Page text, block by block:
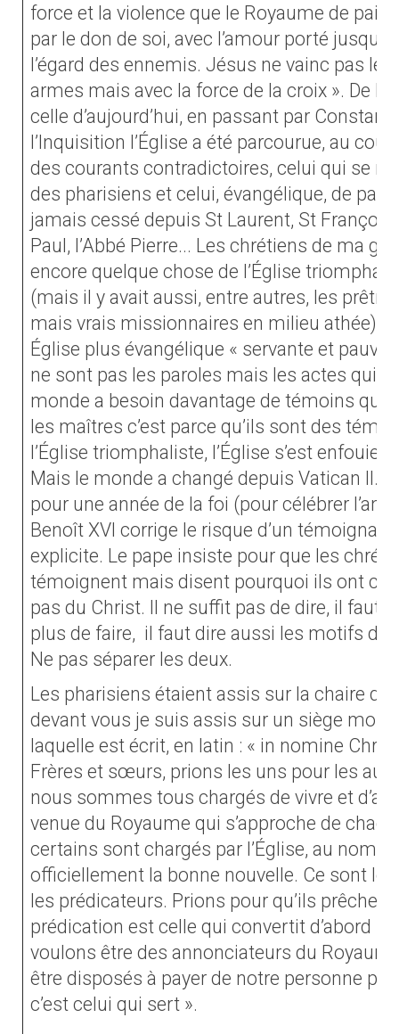
force et la violence que le Royaume de paix
par le don de soi, avec l’amour porté
l’égard des ennemis. Jésus ne vainc pas le
armes mais avec la force de la croix ». De
celle d’aujourd’hui, en passant par
l’Inquisition l’Église a été parcourue, au
des courants contradictoires, celui qui se
des pharisiens et celui, évangélique, de
jamais cessé depuis St Laurent, St François
Paul, l’Abbé Pierre... Les chrétiens de ma
encore quelque chose de l’Église
(mais il y avait aussi, entre autres, les
mais vrais missionnaires en milieu athée).
Église plus évangélique « servante et
ne sont pas les paroles mais les actes qui
monde a besoin davantage de témoins que
les maîtres c’est parce qu’ils sont des
l’Église triomphaliste, l’Église s’est enfouie,
Mais le monde a changé depuis Vatican II.
pour une année de la foi (pour célébrer
Benoît XVI corrige le risque d’un
explicite. Le pape insiste pour que les
témoignent mais disent pourquoi ils ont
pas du Christ. Il ne suffit pas de dire, il faut
plus de faire, il faut dire aussi les motifs
Ne pas séparer les deux.
Les pharisiens étaient assis sur la chaire de
devant vous je suis assis sur un siège
laquelle est écrit, en latin : « in nomine
Frères et sœurs, prions les uns pour les
nous sommes tous chargés de vivre et
venue du Royaume qui s’approche de
certains sont chargés par l’Église, au nom
officiellement la bonne nouvelle. Ce sont
les prédicateurs. Prions pour qu’ils
prédication est celle qui convertit d’abord le
voulons être des annonciateurs du
être disposés à payer de notre personne
c’est celui qui sert ».